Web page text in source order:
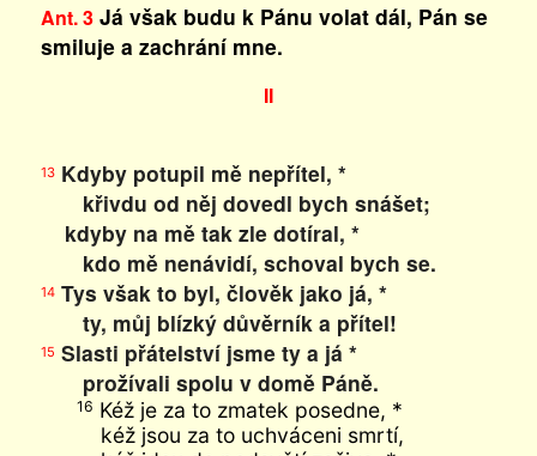
Ant. 3Já však budu k Pánu volat dál, Pán se
smiluje a zachrání mne.
II
13Kdyby potupil mě nepřítel, *
křivdu od něj dovedl bych snášet;
kdyby na mě tak zle dotíral, *
kdo mě nenávidí, schoval bych se.
14Tys však to byl, člověk jako já, *
ty, můj blízký důvěrník a přítel!
15 Slasti přátelství jsme ty a já *
prožívali spolu v domě Páně.
16 Kéž je za to zmatek posedne, *
kéž jsou za to uchváceni smrtí,